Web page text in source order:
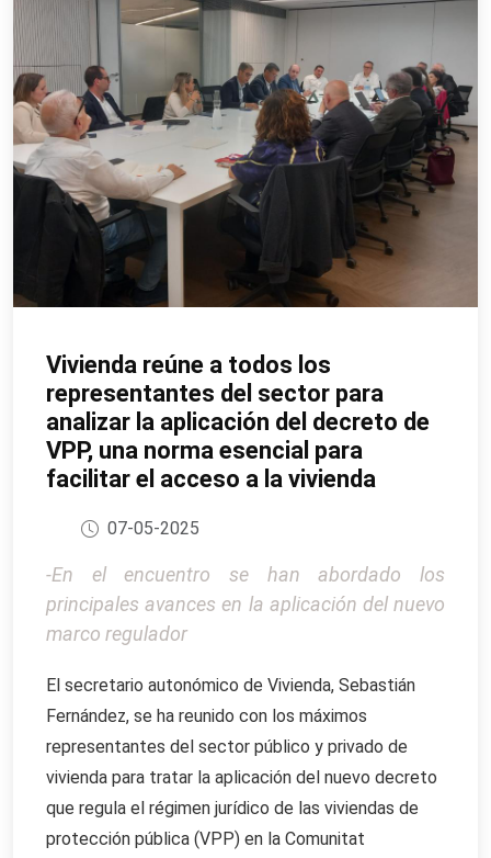
Vivienda reúne a todos los
representantes del sector para
analizar la aplicación del decreto de
VPP, una norma esencial para
facilitar el acceso a la vivienda
07-05-2025
-En el encuentro se han abordado los
principales avances en la aplicación del nuevo
marco regulador
El secretario autonómico de Vivienda, Sebastián
Fernández, se ha reunido con los máximos
representantes del sector público y privado de
vivienda para tratar la aplicación del nuevo decreto
que regula el régimen jurídico de las viviendas de
protección pública (VPP) en la Comunitat